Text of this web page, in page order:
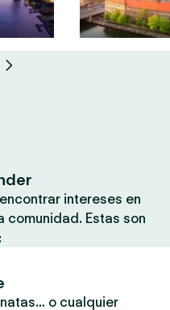
intereses en
comunidad. Estas son
o cualquier